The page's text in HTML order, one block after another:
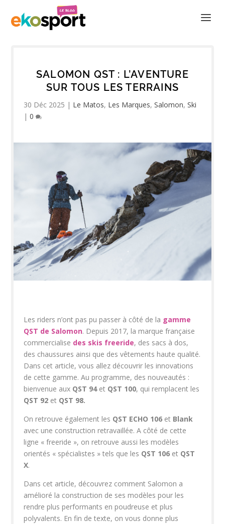
SALOMON QST : L’AVENTURE
SUR TOUS LES TERRAINS
30 Déc 2025 | Le Matos, Les Marques,Salomon,Ski
|0
Les riders n’ont pas pu passer à côté de la gamme
QST de Salomon. Depuis 2017, la marque française
commercialise des skis freeride, des sacs à dos,
des chaussures ainsi que des vêtements haute qualité.
Dans cet article, vous allez découvrir les innovations
de cette gamme. Au programme, des nouveautés :
bienvenue aux QST 94et QST 100, qui remplacent les
QST 92 et QST 98.
On retrouve également les QST ECHO 106 et Blank
avec une construction retravaillée. A côté de cette
ligne « freeride », on retrouve aussi les modèles
orientés « spécialistes » tels que les QST 106 et QST
X.
Dans cet article, découvrez comment Salomon a
amélioré la construction de ses modèles pour les
rendre plus performants en poudreuse et plus
polyvalents. En fin de texte, on vous donne plus